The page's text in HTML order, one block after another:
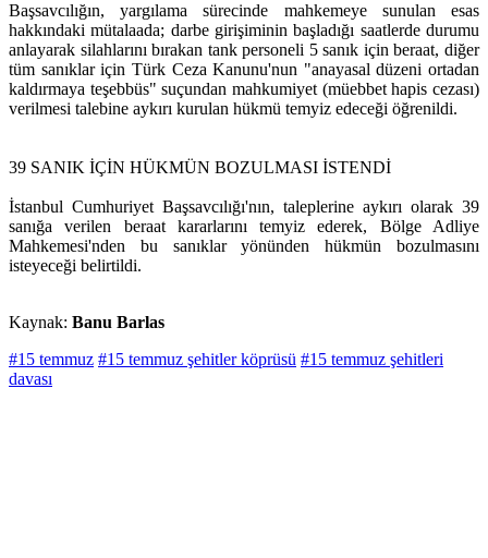
Başsavcılığın, yargılama sürecinde mahkemeye sunulan esas
hakkındaki mütalaada; darbe girişiminin başladığı saatlerde durumu
anlayarak silahlarını bırakan tank personeli 5 sanık için beraat, diğer
tüm sanıklar için Türk Ceza Kanunu'nun "anayasal düzeni ortadan
kaldırmaya teşebbüs" suçundan mahkumiyet (müebbet hapis cezası)
verilmesi talebine aykırı kurulan hükmü temyiz edeceği öğrenildi.
39 SANIK İÇİN HÜKMÜN BOZULMASI İSTENDİ
İstanbul Cumhuriyet Başsavcılığı'nın, taleplerine aykırı olarak 39
sanığa verilen beraat kararlarını temyiz ederek, Bölge Adliye
Mahkemesi'nden bu sanıklar yönünden hükmün bozulmasını
isteyeceği belirtildi.
Kaynak: Banu Barlas
#15 temmuz #15 temmuz şehitler köprüsü #15 temmuz şehitleri
davası